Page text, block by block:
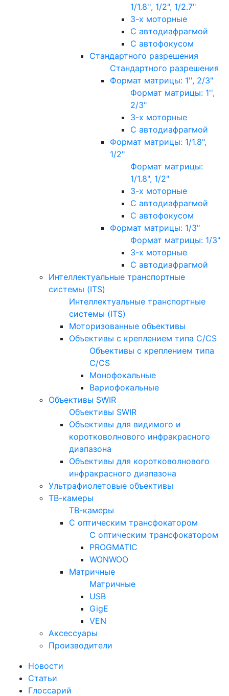
1/1.8'', 1/2", 1/2.7"
3-х моторные
С автодиафрагмой
С автофокусом
Стандартного разрешения
Стандартного разрешения
Формат матрицы: 1'', 2/3"
Формат матрицы: 1'',
2/3"
3-х моторные
С автодиафрагмой
Формат матрицы: 1/1.8",
1/2"
Формат матрицы:
1/1.8", 1/2"
3-х моторные
С автодиафрагмой
С автофокусом
Формат матрицы: 1/3"
Формат матрицы: 1/3"
3-х моторные
С автодиафрагмой
Интеллектуальные транспортные
системы (ITS)
Интеллектуальные транспортные
системы (ITS)
Моторизованные объективы
Объективы с креплением типа C/CS
Объективы с креплением типа
C/CS
Монофокальные
Вариофокальные
Объективы SWIR
Объективы SWIR
Объективы для видимого и
коротковолнового инфракрасного
диапазона
Объективы для коротковолнового
инфракрасного диапазона
Ультрафиолетовые объективы
ТВ-камеры
ТВ-камеры
С оптическим трансфокатором
С оптическим трансфокатором
PROGMATIC
WONWOO
Матричные
Матричные
USB
GigE
VEN
Аксессуары
Производители
Новости
Статьи
Глоссарий